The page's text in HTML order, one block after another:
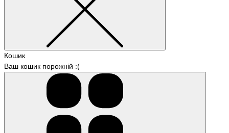
Кошик
Ваш кошик порожній :(